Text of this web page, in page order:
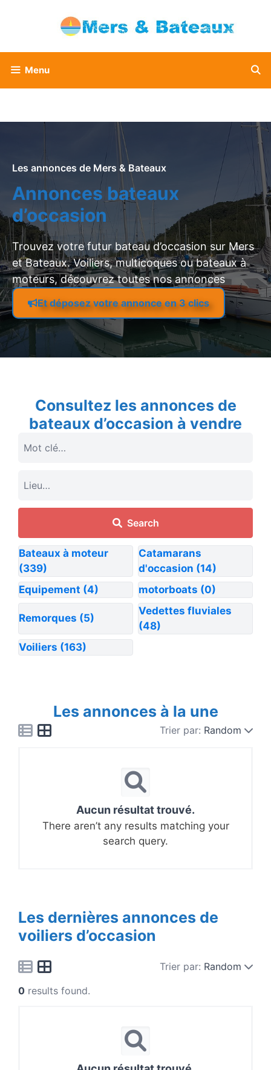
Menu
Les annonces de Mers & Bateaux
Annonces bateaux
d’occasion
Trouvez votre futur bateau d’occasion sur Mers
et Bateaux. Voiliers, multicoques ou bateaux à
moteurs, découvrez toutes nos annonces
Et déposez votre annonce en 3 clics
Consultez les annonces de
bateaux d’occasion à vendre
Search
Bateaux à moteur
(339)
Catamarans
d'occasion (14)
Equipement (4) motorboats (0)
Remorques (5)
Vedettes fluviales
(48)
Voiliers (163)
Les annonces à la une
Trier par: Random
Aucun résultat trouvé.
There aren’t any results matching your
search query.
Les dernières annonces de
voiliers d’occasion
Trier par: Random
0 results found.